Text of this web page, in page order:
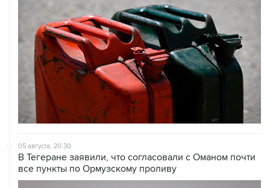
05 августа, 20:30
В Тегеране заявили, что согласовали с Оманом почти
все пункты по Ормузскому проливу